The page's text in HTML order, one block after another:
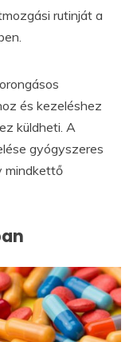
rutinját a
és kezeléshez
küldheti. A
gyógyszeres
mindkettő